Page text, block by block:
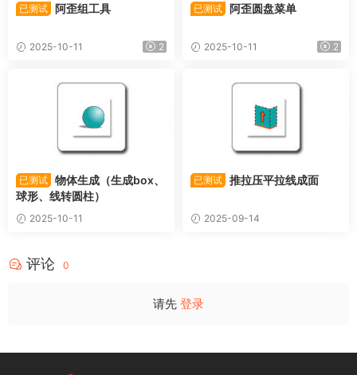
已测试 阿歪组工具
2025-10-11 2
已测试 阿歪圆盘菜单
2025-10-11 2
已测试 物体生成（生成box、
球形、线转圆柱）
2025-10-11
已测试 推拉压平拉线成面
2025-09-14
评论 0
请先 登录